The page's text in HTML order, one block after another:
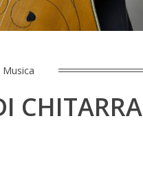
CHITARRA